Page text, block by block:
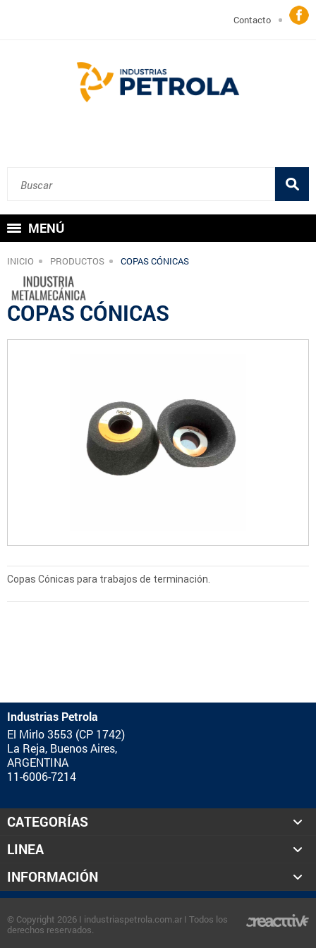
Contacto
MENÚ
INICIO PRODUCTOS COPAS CÓNICAS
COPAS CÓNICAS
Copas Cónicas para trabajos de terminación.
Industrias Petrola
El Mirlo 3553 (CP 1742)
La Reja, Buenos Aires,
ARGENTINA
11-6006-7214
CATEGORÍAS
LINEA
INFORMACIÓN
© Copyright 2026 I industriaspetrola.com.ar I Todos los
derechos reservados.